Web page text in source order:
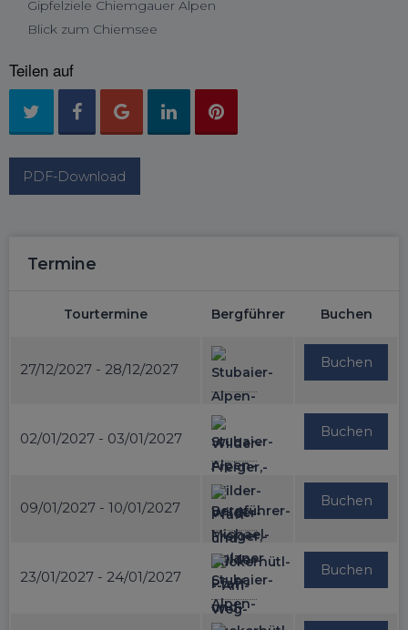
Gipfelziele Chiemgauer Alpen
Blick zum Chiemsee
Teilen auf
PDF-Download
Termine
Tourtermine Bergführer Buchen
27/12/2027 - 28/12/2027 Buchen
02/01/2027 - 03/01/2027 Buchen
09/01/2027 - 10/01/2027 Buchen
23/01/2027 - 24/01/2027 Buchen